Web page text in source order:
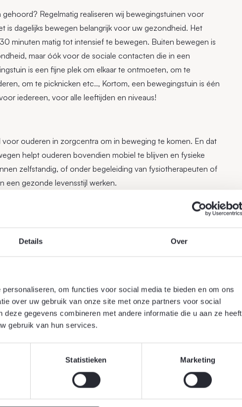
Details Over
om functies voor social media te bieden en om ons
over uw gebruik van onze site met onze partners voor social
gegevens combineren met andere informatie die u aan ze heeft
gebruik van hun services.
Statistieken Marketing
Regelmatig realiseren wij bewegingstuinen voor
is dagelijks bewegen belangrijk voor uw gezondheid. Het
minuten matig tot intensief te bewegen. Buiten bewegen is
maar óók voor de sociale contacten die in een
is een fijne plek om elkaar te ontmoeten, om te
om te picknicken etc.., Kortom, een bewegingstuin is één
iedereen, voor alle leeftijden en niveaus!
ouderen in zorgcentra om in beweging te komen. En dat
helpt ouderen bovendien mobiel te blijven en fysieke
zelfstandig, of onder begeleiding van fysiotherapeuten of
een gezonde levensstijl werken.